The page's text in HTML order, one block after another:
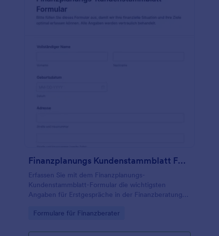
Finanzplanungs Kundenstammblatt Formular
Erfassen Sie mit dem Finanzplanungs-
Kundenstammblatt-Formular die wichtigsten
Angaben für Erstgespräche in der Finanzberatung
Formularantwort zentral mit Jotform.
Go to Category:
Formulare für Finanzberater